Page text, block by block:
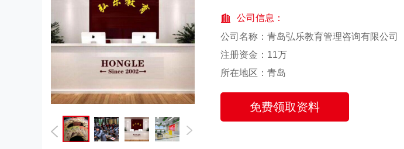
公司信息：
公司名称：青岛弘乐教育管理咨询有限公司
注册资金：11万
所在地区：青岛
免费领取资料